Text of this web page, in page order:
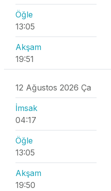
Öğle
13:05
Akşam
19:51
12 Ağustos 2026 Ça
İmsak
04:17
Öğle
13:05
Akşam
19:50